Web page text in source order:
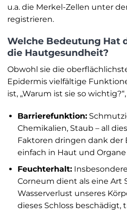
u.a. die Merkel-Zellen unter
registrieren.
Welche Bedeutung Hat
die Hautgesundheit?
Obwohl sie die
Epidermis vielfältige
ist, „Warum ist sie so
Barrierefunktion:
Chemikalien, Staub – all
Faktoren dringen dank der
einfach in Haut und Organe
Feuchterhalt:
Corneum dient als eine Art
Wasserverlust unseres
dieses Schloss beschädigt,